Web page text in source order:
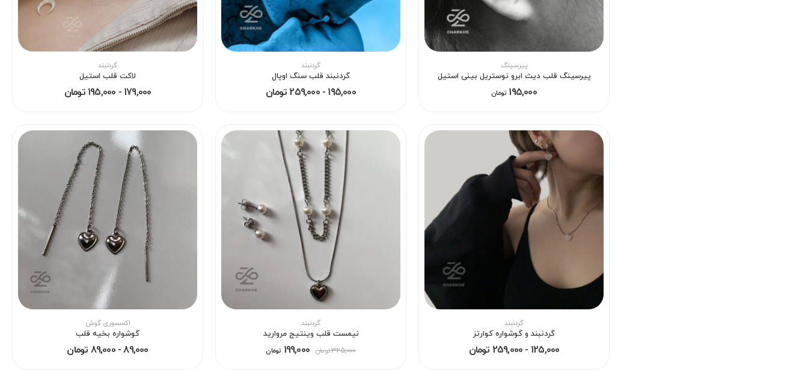
پیرسینگ
پیرسینگ قلب دیث ابرو نوستریل بینی استیل
195,000 تومان
گردنبند
گردنبند قلب سنگ اوپال
195,000 - 259,000 تومان
گردنبند
لاکت قلب استیل
179,000 - 195,000 تومان
گردنبند
گردنبند و گوشواره کوارتز
125,000 - 259,000 تومان
گردنبند
نیمست قلب وینتیج مروارید
199,000 تومان 325,000 تومان
اکسسوری گوش
گوشواره بخیه قلب
89,000 - 89,000 تومان